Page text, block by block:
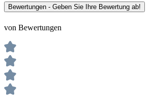
Bewertungen - Geben Sie Ihre Bewertung ab!
von Bewertungen